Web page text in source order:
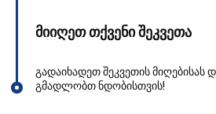
მიიღეთ თქვენი შეკვეთა
გადაიხადეთ შეკვეთის მიღებისას
გმადლობთ ნდობისთვის!